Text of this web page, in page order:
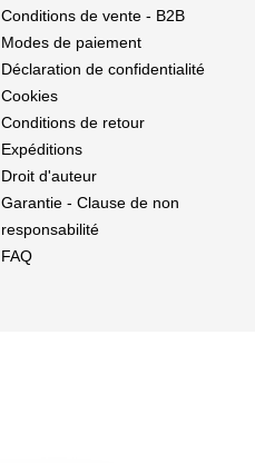
Conditions de vente - B2B
Modes de paiement
Déclaration de confidentialité
Cookies
Conditions de retour
Expéditions
Droit d'auteur
Garantie - Clause de non
responsabilité
FAQ